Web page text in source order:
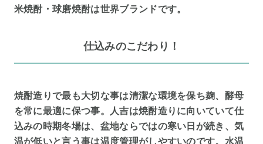
米焼酎・球磨焼酎は世界ブランドです。
仕込みのこだわり！
焼酎造りで最も大切な事は清潔な環境を保ち麹、酵母
を常に最適に保つ事。人吉は焼酎造りに向いていて仕
込みの時期冬場は、盆地ならではの寒い日が続き、気
温が低いと言う事は温度管理がしやすいのです。水温